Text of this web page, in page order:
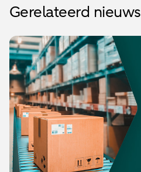
Gerelateerd nieuws